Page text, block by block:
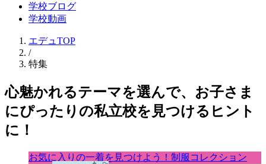
学校ブログ
学校動画
エデュTOP
/
特集
心魅かれるテーマを選んで、お子さま
にぴったりの私立校を見つけるヒント
に！
お気に入りの一着を見つけよう！制服コレクション